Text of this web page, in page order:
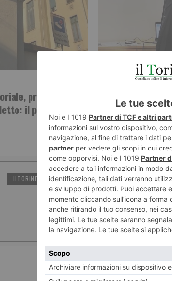
prestazioni
il piano entro il
Implantologia
ILTORINESE POST RECENTI